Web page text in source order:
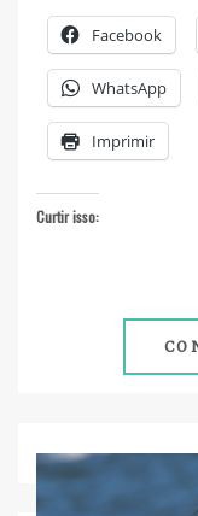
Facebook
WhatsApp
Imprimir
Curtir isso: